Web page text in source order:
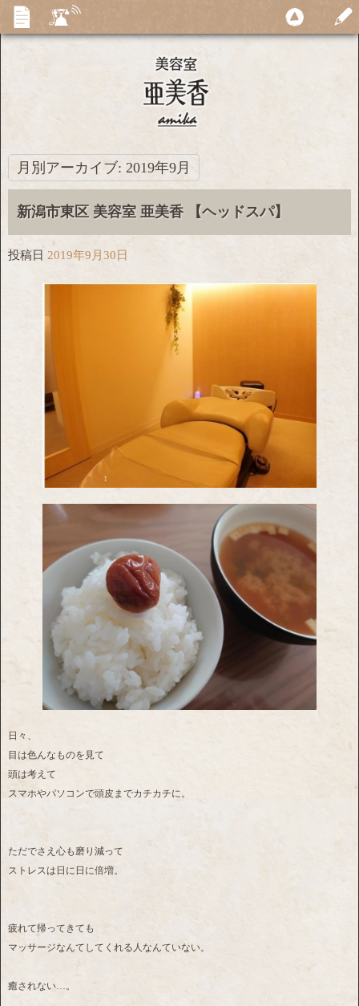
月別アーカイブ: 2019年9月
新潟市東区 美容室 亜美香 【ヘッドスパ】
投稿日 2019年9月30日
日々、
目は色んなものを見て
頭は考えて
スマホやパソコンで頭皮までカチカチに。
ただでさえ心も磨り減って
ストレスは日に日に倍増。
疲れて帰ってきても
マッサージなんてしてくれる人なんていない。
癒されない…。